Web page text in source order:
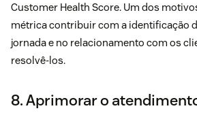
Customer Health Score. Um dos
métrica contribuir com a identificação
jornada e no relacionamento com os
resolvê-los.
8. Aprimorar o